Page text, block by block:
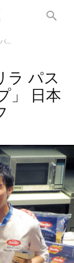
...
ラ パス
」 日本